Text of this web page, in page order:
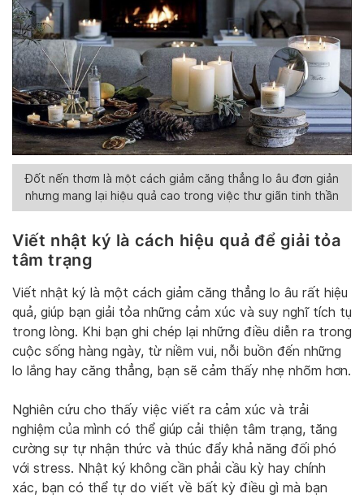
Đốt nến thơm là một cách giảm căng thẳng lo âu đơn giản
nhưng mang lại hiệu quả cao trong việc thư giãn tinh thần
Viết nhật ký là cách hiệu quả để giải tỏa
tâm trạng
Viết nhật ký là một cách giảm căng thẳng lo âu rất hiệu
quả, giúp bạn giải tỏa những cảm xúc và suy nghĩ tích tụ
trong lòng. Khi bạn ghi chép lại những điều diễn ra trong
cuộc sống hàng ngày, từ niềm vui, nỗi buồn đến những
lo lắng hay căng thẳng, bạn sẽ cảm thấy nhẹ nhõm hơn.
Nghiên cứu cho thấy việc viết ra cảm xúc và trải
nghiệm của mình có thể giúp cải thiện tâm trạng, tăng
cường sự tự nhận thức và thúc đẩy khả năng đối phó
với stress. Nhật ký không cần phải cầu kỳ hay chính
xác, bạn có thể tự do viết về bất kỳ điều gì mà bạn